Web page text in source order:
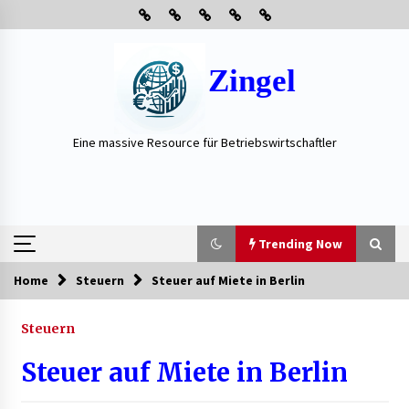
to
Zingel
Eine massive Resource für Betriebswirtschaftler
Trending Now
Trending Now
Beauftragung oft vergessen werden
3 Wochen ago
Home Steuern Steuer auf Miete in Berlin
Steuern
Steuer auf Miete in Berlin